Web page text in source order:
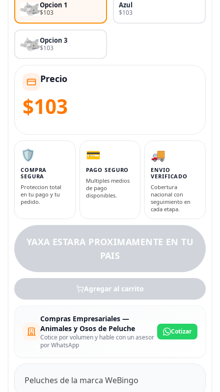
Opcion 1
$103
Azul
$103
Opcion 3
$103
Precio
$103
🛡️
COMPRA
SEGURA
Proteccion total
en tu pago y tu
pedido.
💳
PAGO SEGURO
Multiples medios
de pago
disponibles.
🚚
ENVIO
VERIFICADO
Cobertura
nacional con
seguimiento en
cada etapa.
YAXA ESTARA PROXIMAMENTE EN TU
PAIS
Agregar al carrito
Compras Empresariales —
Animales y Osos de Peluche
Cotice por volumen y hable con un asesor
por WhatsApp
Cotizar
Peluches de la marca WeBingo